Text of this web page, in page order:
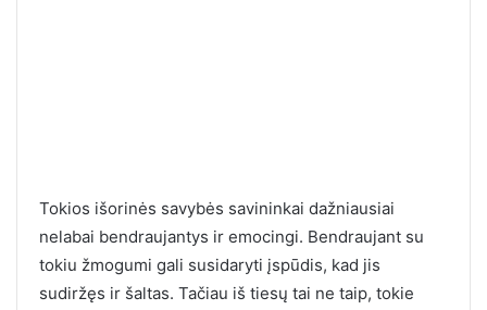
Tokios išorinės savybės savininkai dažniausiai
nelabai bendraujantys ir emocingi. Bendraujant su
tokiu žmogumi gali susidaryti įspūdis, kad jis
sudiržęs ir šaltas. Tačiau iš tiesų tai ne taip, tokie